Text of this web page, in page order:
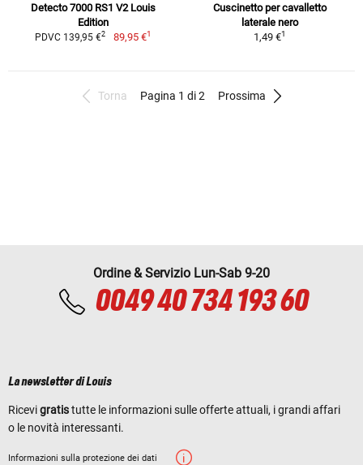
Detecto 7000 RS1 V2 Louis
Edition
PDVC 139,95 €2 89,95 €1
Cuscinetto per cavalletto
laterale nero
1,49 €1
Torna Pagina 1 di 2 Prossima
Ordine & Servizio Lun-Sab 9-20
0049 40 734 193 60
La newsletter di Louis
Ricevigratistutte le informazioni sulle offerte attuali, i grandi affari
o le novità interessanti.
Informazioni sulla protezione dei dati